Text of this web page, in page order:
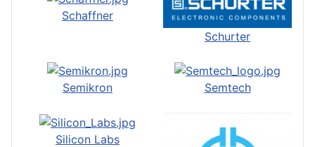
Schaffner
Schurter
Semikron Semtech
Silicon Labs